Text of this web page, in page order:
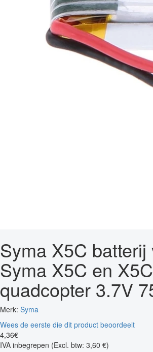
Syma X5C batterij
Syma X5C en
quadcopter 3.7V
Merk: Syma
Wees de eerste die dit product beoordeelt
4,36€
IVA inbegrepen (Excl. btw: 3,60 €)